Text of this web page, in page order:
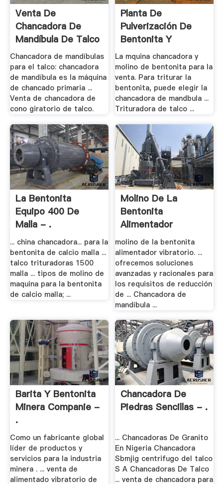
Venta De
Chancadora De
Mandíbula De Talco
Chancadora de mandíbulas
para el talco: chancadora
de mandíbula es la máquina
de chancado primaria ...
Venta de chancadora de
cono giratorio de talco.
Planta De
Pulverización De
Bentonita Y
Trituradora .
La mquina chancadora y
molino de bentonita para la
venta. Para triturar la
bentonita, puede elegir la
chancadora de mandbula ...
Trituradora de talco ...
La Bentonita
Equipo 400 De
Malla - .
... china chancadora... para la
bentonita de calcio malla ...
talco trituradoras 1500
malla ... tipos de molino de
maquina para la bentonita
de calcio malla; ...
Molino De La
Bentonita
Alimentador
Vibratorio ...
molino de la bentonita
alimentador vibratorio. ...
ofrecemos soluciones
avanzadas y racionales para
los requisitos de reducción
de ... Chancadora de
mandíbula ...
Barita Y Bentonita
Minera Companie -
.
Como un fabricante global
líder de productos y
servicios para la industria
minera . ... venta de
alimentado vibratorio de
Chancadora De
Piedras Sencillas - .
... Chancadoras De Granito
En Nigeria Chancadora
Sbmjig centrifugo del talco
S A Chancadoras De Talco
... venta de chancadora para